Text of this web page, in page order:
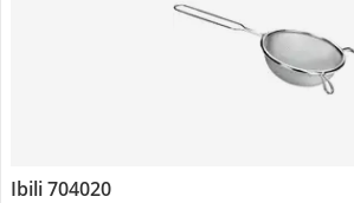
Ibili 704020